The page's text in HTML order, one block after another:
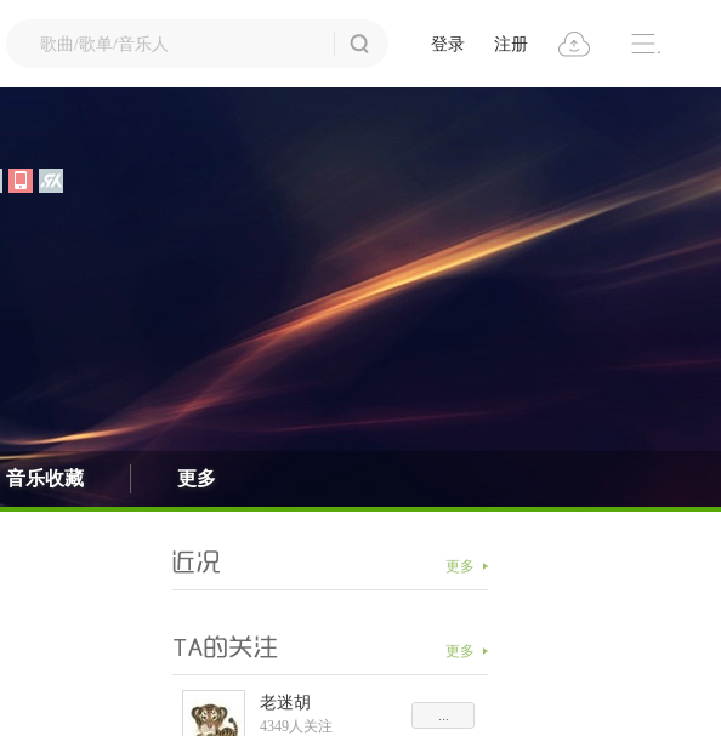
登录 注册
音乐收藏 更多
更多
更多
老迷胡
4349人关注
...